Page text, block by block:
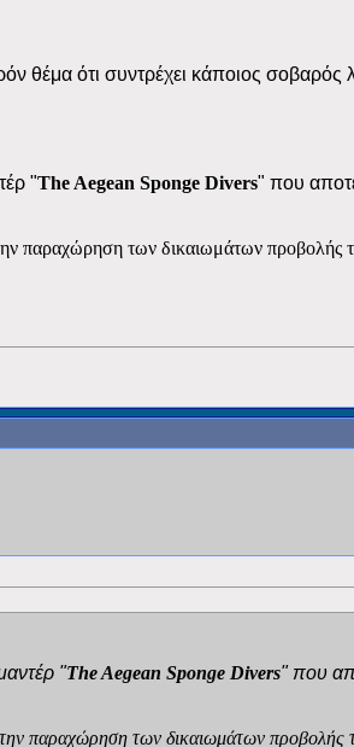
θέμα ότι συντρέχει κάποιος
"The Aegean Sponge Divers" που
παραχώρηση των δικαιωμάτων προβολής
"TheAegean Sponge Divers" που
παραχώρηση των δικαιωμάτων προβολής